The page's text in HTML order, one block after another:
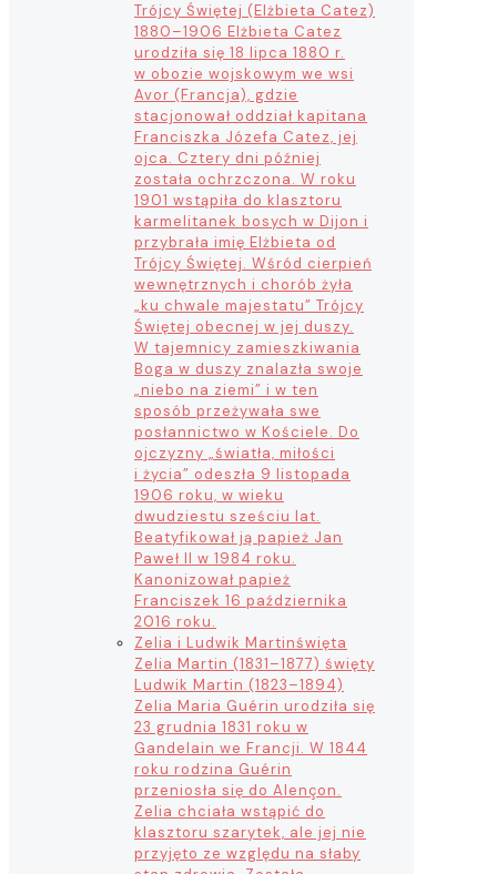
Trójcy Świętej (Elżbieta Catez)
1880–1906 Elżbieta Catez
urodziła się 18 lipca 1880 r.
w obozie wojskowym we wsi
Avor (Francja), gdzie
stacjonował oddział kapitana
Franciszka Józefa Catez, jej
ojca. Cztery dni później
została ochrzczona. W roku
1901 wstąpiła do klasztoru
karmelitanek bosych w Dijon i
przybrała imię Elżbieta od
Trójcy Świętej. Wśród cierpień
wewnętrznych i chorób żyła
„ku chwale majestatu” Trójcy
Świętej obecnej w jej duszy.
W tajemnicy zamieszkiwania
Boga w duszy znalazła swoje
„niebo na ziemi” i w ten
sposób przeżywała swe
posłannictwo w Kościele. Do
ojczyzny „światła, miłości
i życia” odeszła 9 listopada
1906 roku, w wieku
dwudziestu sześciu lat.
Beatyfikował ją papież Jan
Paweł II w 1984 roku.
Kanonizował papież
Franciszek 16 października
2016 roku.
Zelia i Ludwik Martinświęta
Zelia Martin (1831–1877) święty
Ludwik Martin (1823–1894)
Zelia Maria Guérin urodziła się
23 grudnia 1831 roku w
Gandelain we Francji. W 1844
roku rodzina Guérin
przeniosła się do Alençon.
Zelia chciała wstąpić do
klasztoru szarytek, ale jej nie
przyjęto ze względu na słaby